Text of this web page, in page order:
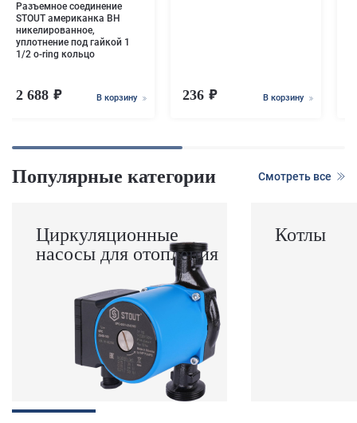
Разъемное соединение
STOUT американка ВН
никелированное,
уплотнение под гайкой 1
1/2 o-ring кольцо
2 688 В корзину 236 В корзину
Популярные категории Смотреть все
Циркуляционные
насосы для отопления
Котлы